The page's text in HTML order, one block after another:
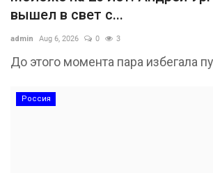
вышел в свет с...
admin Aug 6, 2026 0 3
До этого момента пара избегала
Россия